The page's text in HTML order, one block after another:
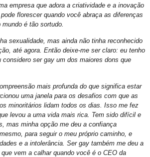
Salvador: Capital do Orgulho
Roteiro Orgulho em Salvador
Chame Meu Nome
Novo CMLGBT Salvador
Falares LGBT+
Salve 2 de julho
Posse do Conselho Municipal LGBT+
empresa que adora a criatividade e a inovação
florescer quando você abraça as diferenças
é tão sortudo.
sexualidade, mas ainda não tinha reconhecido
até agora. Então deixe-me ser claro: eu tenho
considero ser gay um dos maiores dons que
mais profunda do que significa estar
uma janela para os desafios com que as
minoritários lidam todos os dias. Isso me fez
levou a uma vida mais rica. Tem sido difícil e
mas minha opção me deu a confiança
para seguir o meu próprio caminho, e
e a intolerância. Ser gay também me deu a
vem a calhar quando você é o CEO da